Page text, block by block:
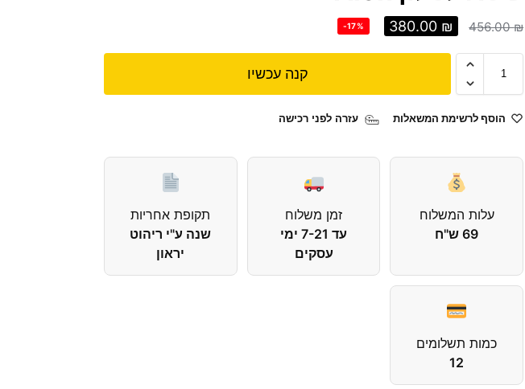
456.00₪
380.00 ₪
-17%
קנה עכשיו
הוסף לרשימת המשאלות עזרה לפני רכישה
עלות המשלוח
69 ש"ח
זמן משלוח
עד 7-21 ימי
עסקים
תקופת אחריות
שנה ע"י ריהוט
יראון
כמות תשלומים
12